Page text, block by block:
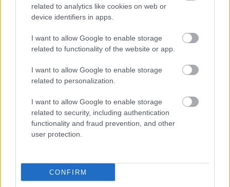
related to analytics like cookies on web or
device identifiers in apps.
I want to allow Google to enable storage
related to functionality of the website or app.
I want to allow Google to enable storage
related to personalization.
I want to allow Google to enable storage
related to security, including authentication
functionality and fraud prevention, and other
user protection.
CONFIRM
Játék! Nyerj egy Armani Code Femme
Lányok, Hölgyek, Asszonyok figyelem! Új játékunkat
csak miattatok, a rengeteg hűséges és kitartó női
sokan vagytok és eddig eléggé "elhanyagolt"
helyzetben voltatok a HeStyle nyereményjátékai
terén. De csak eddig! Ahhoz,…
Code Femme parfümöt!